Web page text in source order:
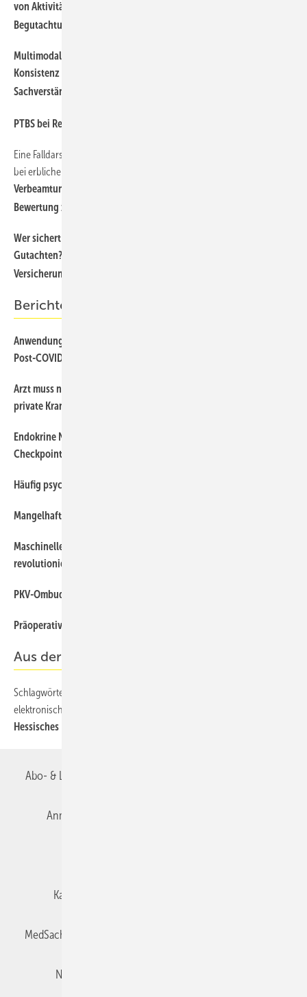
von Aktivitäts- und Teilhabefähigkeit in der medizinischen
Begutachtung – Das Mini-ICF-APS
Multimodale kriterienbasierte Bewertung von Plausibilität und
Konsistenz in medizinischen und ­psychologischen
Sachverständigengutachten
PTBS bei Rettungssanitätern: eine “Wie Berufskrankheit“
Eine Falldarstellung zur Abschätzung der gesundheitlichen Eignung
bei erblichen Erkrankungen mit langfristig erhöhtem Malignitätsrisiko
Verbeamtung bei Neurofibromatose Typ 1: Prognostische
Bewertung zwischen Verlaufsdaten und Populationsrisiko
Wer sichert den Qualitätsstandard KI-gestützter ­medizinischer
Gutachten? Zwischen ärztlicher Verant­wortung,
Versicherungsinteressen und Algorithmen
Berichte & Informationen
Anwendung der Versorgungsmedizinischen Grundsätze auf das
Post-COVID-Syndrom
Arzt muss nicht über Kostenerstattung einer Operation durch
private Krankenversicherung aufklären
Endokrine Nebenwirkungen der Krebstherapie mit Immun-
Checkpoint-Inhibitoren
Häufig psychische Belastungen bei Krebskranken
Mangelhafte schmerzmedizinische Versorgung in Deutschland
Maschinelles Lernen kann die Auswertung von Biopsien
revolutionieren
PKV-Ombudsmann zur Leistungspflicht des Versicherers
Präoperative Antibiotikagabe bei Weisheitszahn-Entfernung?
Aus der Rechtsprechung
Schlagwörter: Sachverständige – Gutachten – Honorar – Software –
elektronischer Rechtsverkehr
Hessisches LSG, Beschluss vom 17.1.2025 – L 2 SF 45/24 K
Abo- & Leserservice
Anmelden
Karriere bei Gentner
MedSach abonnieren
Newsletter